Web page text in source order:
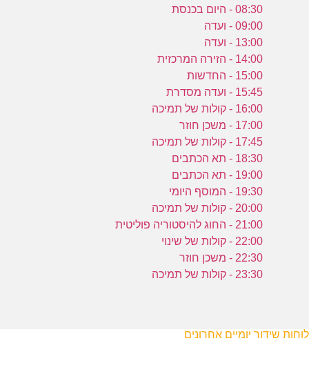
08:30 - היום בכנסת
09:00 - ועדה
13:00 - ועדה
14:00 - הזירה המרכזית
15:00 - החדשות
15:45 - ועדה מסדרת
16:00 - קולות של תמיכה
17:00 - משכן חוזר
17:45 - קולות של תמיכה
18:30 - תא הכתבים
19:00 - תא הכתבים
19:30 - המוסף היומי
20:00 - קולות של תמיכה
21:00 - החוג להיסטוריה פוליטית
22:00 - קולות של שינוי
22:30 - משכן חוזר
23:30 - קולות של תמיכה
לוחות שידור יומיים אחרונים